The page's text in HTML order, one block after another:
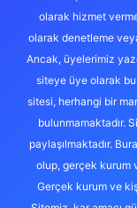
olarak hizmet
olarak denetleme
Ancak, üyelerimiz
siteye üye olarak bu
sitesi, herhangi bir
bulunmamaktadır.
paylaşılmaktadır.
olup, gerçek kurum
Gerçek kurum ve